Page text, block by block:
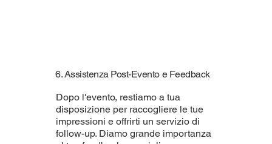
6. Assistenza Post-Evento e Feedback
Dopo l'evento, restiamo a tua
disposizione per raccogliere le tue
impressioni e offrirti un servizio di
follow-up. Diamo grande importanza